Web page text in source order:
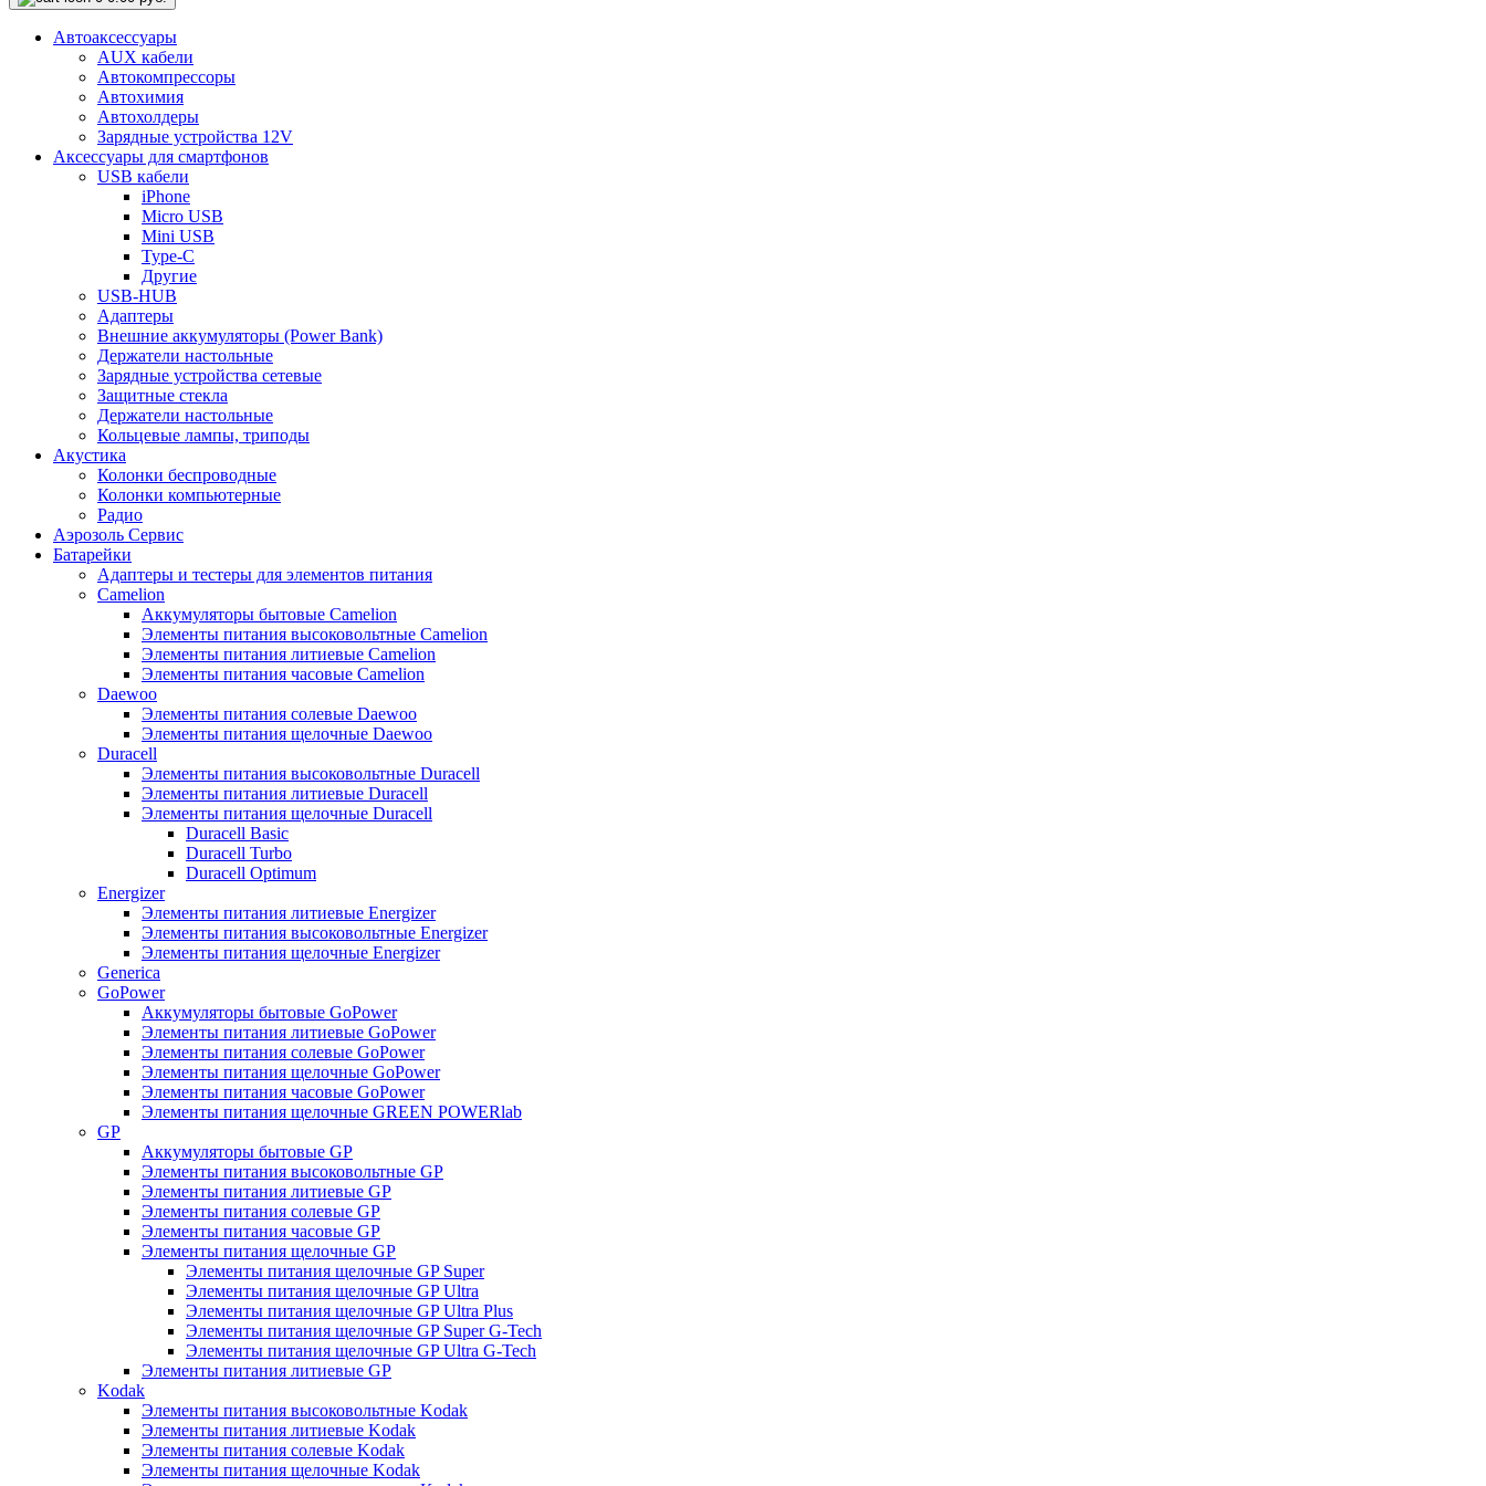
Автоаксессуары
AUX кабели
Автокомпрессоры
Автохимия
Автохолдеры
Зарядные устройства 12V
Аксессуары для смартфонов
USB кабели
iPhone
Micro USB
Mini USB
Type-C
Другие
USB-HUB
Адаптеры
Внешние аккумуляторы (Power Bank)
Держатели настольные
Зарядные устройства сетевые
Защитные стекла
Держатели настольные
Кольцевые лампы, триподы
Акустика
Колонки беспроводные
Колонки компьютерные
Радио
Аэрозоль Сервис
Батарейки
Aдаптеры и тестеры для элементов питания
Camelion
Аккумуляторы бытовые Camelion
Элементы питания высоковольтные Camelion
Элементы питания литиевые Camelion
Элементы питания часовые Camelion
Daewoo
Элементы питания солевые Daewoo
Элементы питания щелочные Daewoo
Duracell
Элементы питания высоковольтные Duracell
Элементы питания литиевые Duracell
Элементы питания щелочные Duracell
Duracell Basic
Duracell Turbo
Duracell Optimum
Energizer
Элементы питания литиевые Energizer
Элементы питания высоковольтные Energizer
Элементы питания щелочные Energizer
Generica
GoPower
Аккумуляторы бытовые GoPower
Элементы питания литиевые GoPower
Элементы питания солевые GoPower
Элементы питания щелочные GoPower
Элементы питания часовые GoPower
Элементы питания щелочные GREEN POWERlab
GP
Аккумуляторы бытовые GP
Элементы питания высоковольтные GP
Элементы питания литиевые GP
Элементы питания солевые GP
Элементы питания часовые GP
Элементы питания щелочные GP
Элементы питания щелочные GP Super
Элементы питания щелочные GP Ultra
Элементы питания щелочные GP Ultra Plus
Элементы питания щелочные GP Super G-Tech
Элементы питания щелочные GP Ultra G-Tech
Элементы питания литиевые GP
Kodak
Элементы питания высоковольтные Kodak
Элементы питания литиевые Kodak
Элементы питания солевые Kodak
Элементы питания щелочные Kodak